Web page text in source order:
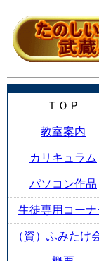
ＴＯＰ
教室案内
カリキュラム
パソコン作品
生徒専用コーナ
（資）ふみたけ